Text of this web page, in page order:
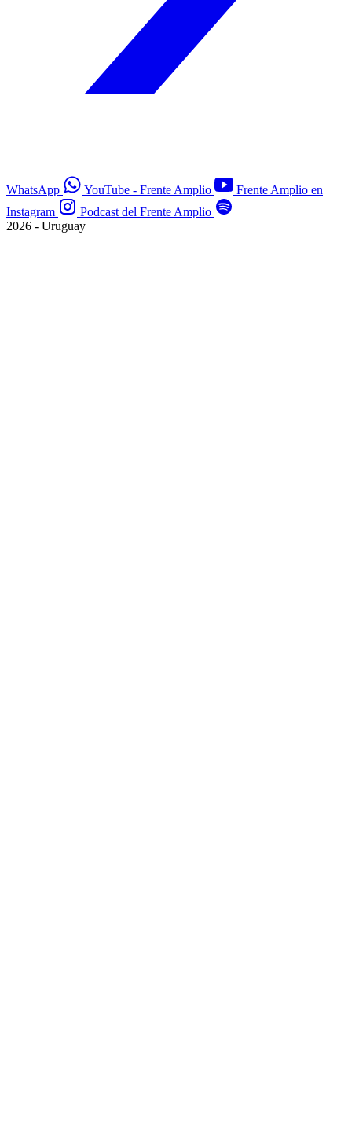
WhatsApp YouTube - Frente Amplio
Frente Amplio en
Instagram
Podcast del Frente Amplio
2026 - Uruguay